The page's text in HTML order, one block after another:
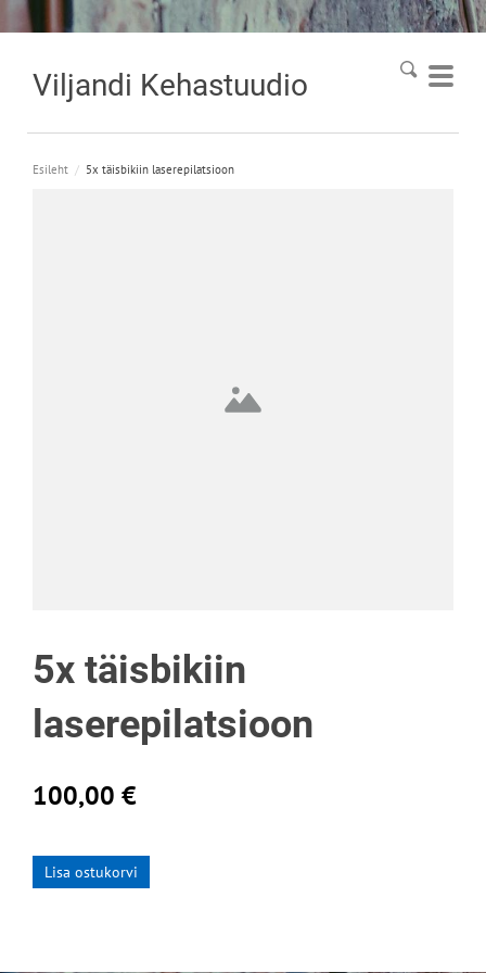
Viljandi Kehastuudio
Esileht / 5x täisbikiin laserepilatsioon
5x täisbikiin
laserepilatsioon
100,00 €
Lisa ostukorvi